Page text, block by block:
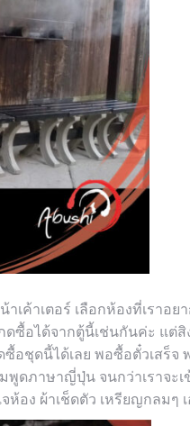
ค้าเตอร์ เลือกห้องที่เราอย
ซื้อได้จากตู้นี้เช่นกันค่ะ แต่
อชุดนี้ได้เลย พอซื้อตั๋วเสร็จ
ภาษาญี่ปุ่น จนกว่าเราจะเ
ง ผ้าเช็ดตัว เหรียญกลมๆ